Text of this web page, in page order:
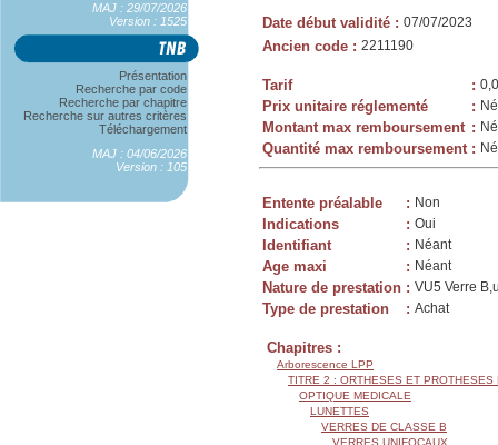
MAJ : 29/07/2026
Version : 1525
Présentation
Recherche par code
Recherche par chapitre
Recherche sur autres critères
Téléchargement
MAJ : 04/06/2026
Version : 105
Date début validité : 07/07/2023
Ancien code : 2211190
Tarif :
Prix unitaire réglementé :
Montant max remboursement :
Quantité max remboursement :
Entente préalable : Non
Indications : Oui
Identifiant : Néant
Age maxi : Néant
Nature de prestation : VU5 Verre
Type de prestation : Achat
Chapitres :
Arborescence LPP
TITRE 2 : ORTHESES ET PROTHESES
OPTIQUE MEDICALE
LUNETTES
VERRES DE CLASSE B
VERRES UNIFOCAUX